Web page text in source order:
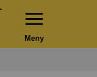
Meny